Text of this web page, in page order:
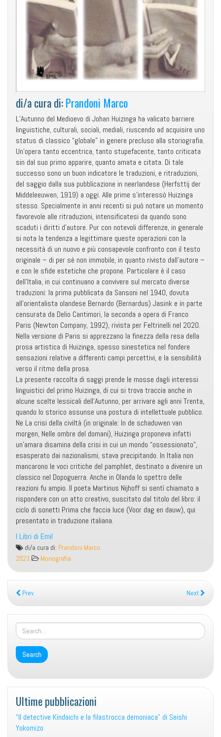
di/a cura di:Prandoni Marco
L’Autunno del Medioevo di Johan Huizinga ha valicato barriere
linguistiche, culturali, sociali, mediali, riuscendo ad acquisire uno
status di classico “globale” in genere precluso alla storiografia.
Un’opera tanto eccentrica, tanto stupefacente, tanto criticata
sin dal suo primo apparire, quanto amata e citata. Di tale
successo sono un buon indicatore le traduzioni, e ritraduzioni,
del saggio dalla sua pubblicazione in neerlandese (Herfsttij der
Middeleeuwen, 1919) a oggi. Alle prime s’interessò Huizinga
stesso. Specialmente in anni recenti si può notare un momento
favorevole alle ritraduzioni, intensificatesi da quando sono
scaduti i diritti d’autore. Pur con notevoli differenze, in generale
si nota la tendenza a legittimare queste operazioni con la
necessità di un nuovo e più consapevole confronto con il testo
originale – di per sé non immobile, in quanto rivisto dall’autore –
e con le sfide estetiche che propone. Particolare è il caso
dell’Italia, in cui continuano a convivere sul mercato diverse
traduzioni: la prima pubblicata da Sansoni nel 1940, dovuta
all’orientalista olandese Bernardo (Bernardus) Jasink e in parte
censurata da Delio Cantimori, la seconda a opera di Franco
Paris (Newton Company, 1992), rivista per Feltrinelli nel 2020.
Nella versione di Paris si apprezzano la finezza della resa della
prosa artistica di Huizinga, spesso sinestetica nel fondere
sensazioni relative a differenti campi percettivi, e la sensibilità
verso il ritmo della prosa.
La presente raccolta di saggi prende le mosse dagli interessi
linguistici del primo Huizinga, di cui si trova traccia anche in
alcune scelte lessicali dell’Autunno, per arrivare agli anni Trenta,
quando lo storico assunse una postura di intellettuale pubblico.
Ne La crisi della civiltà (in originale: In de schaduwen van
morgen, Nelle ombre del domani), Huizinga proponeva infatti
un’amara disamina della crisi in cui un mondo “ossessionato”,
esasperato dai nazionalismi, stava precipitando. In Italia non
mancarono le voci critiche del pamphlet, destinato a divenire un
classico nel Dopoguerra. Anche in Olanda lo spettro delle
reazioni fu ampio. Il poeta Martinus Nijhoff si sentì chiamato a
rispondere con un atto creativo, suscitato dal titolo del libro: il
ciclo di sonetti Prima che faccia luce (Voor dag en dauw), qui
presentato in traduzione italiana.
I Libri di Emil
Johan
Huizinga
cent’anni
dall’Autunno
Medioevo
di/a cura di: Prandoni Marco
2023
Monografia
Prev Next
Ultime pubblicazioni
“Il detective Kindaichi e la filastrocca demoniaca” di Seishi
Yokomizo